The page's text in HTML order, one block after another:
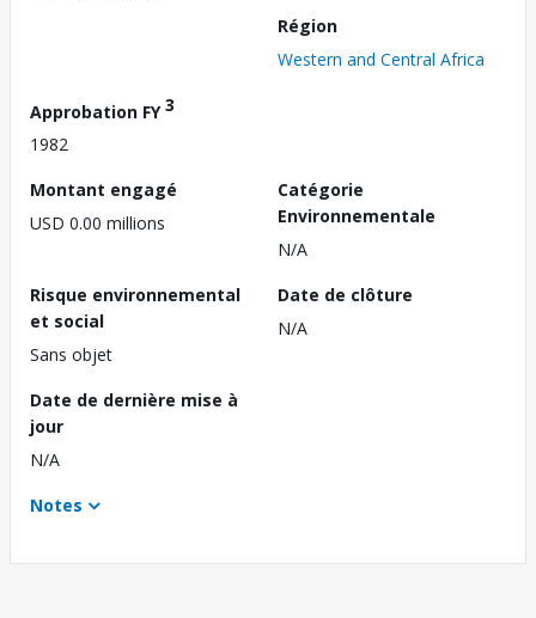
Région
Western and Central Africa
Approbation FY3
1982
Montant engagé
USD 0.00 millions
Catégorie
Environnementale
N/A
Risque environnemental
et social
Sans objet
Date de clôture
N/A
Date de dernière mise à
jour
N/A
Notes